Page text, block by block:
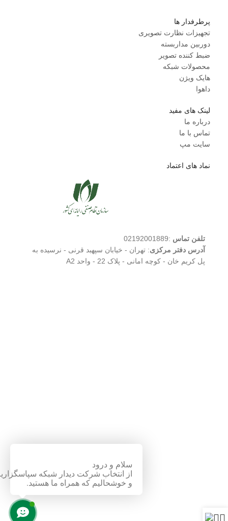
پرطرفدار ها
تجهیزات نظارت تصویری
دوربین مداربسته
ضبط کننده تصویر
محصولات شبکه
هایک ویژن
داهوا
لینک های مفید
درباره ما
تماس با ما
سایت مپ
نماد های اعتماد
تلفن تماس :02192001889
آدرس دفتر مرکزی: تهران - خیابان سپهبد قرنی - نرسیده به
پل کریم خان - کوچه امانی - پلاک 22 - واحد A2
سلام و درود
از انتخاب شرکت دیدار شبکه
و خوشحالیم که همراه ما هستید.